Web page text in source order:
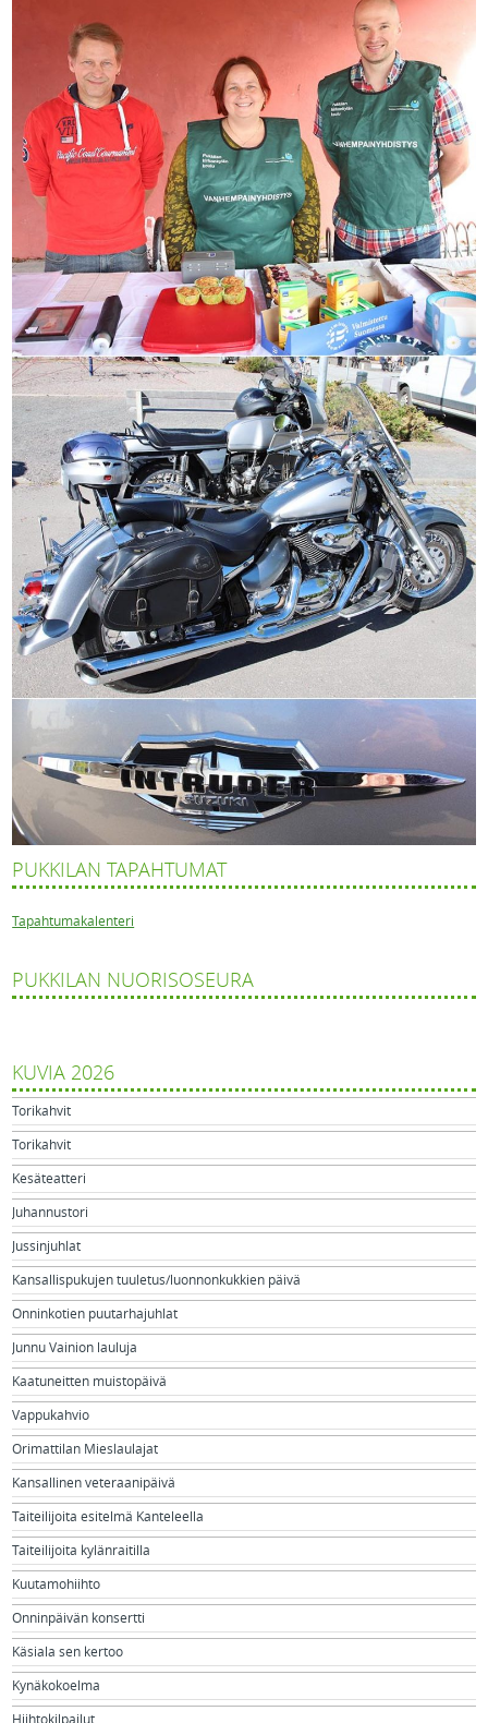
PUKKILAN TAPAHTUMAT
Tapahtumakalenteri
PUKKILAN NUORISOSEURA
KUVIA 2026
Torikahvit
Torikahvit
Kesäteatteri
Juhannustori
Jussinjuhlat
Kansallispukujen tuuletus/luonnonkukkien päivä
Onninkotien puutarhajuhlat
Junnu Vainion lauluja
Kaatuneitten muistopäivä
Vappukahvio
Orimattilan Mieslaulajat
Kansallinen veteraanipäivä
Taiteilijoita esitelmä Kanteleella
Taiteilijoita kylänraitilla
Kuutamohiihto
Onninpäivän konsertti
Käsiala sen kertoo
Kynäkokoelma
Hiihtokilpailut